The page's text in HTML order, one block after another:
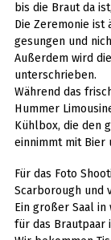
bis die Braut da
Die Zeremonie ist
gesungen und
Außerdem wird
unterschrieben.
Während das
Hummer
Kühlbox, die den
einnimmt mit Bier
Für das Foto
Scarborough und
Ein großer Saal
für das Brautpaar